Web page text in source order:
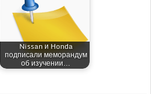
Nissan и Honda
подписали меморандум
об изучении…